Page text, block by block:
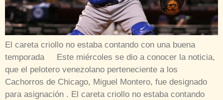
El careta criollo no estaba contando con una buena
temporada Este miércoles se dio a conocer la noticia,
que el pelotero venezolano perteneciente a los
Cachorros de Chicago, Miguel Montero, fue designado
para asignación . El careta criollo no estaba contando